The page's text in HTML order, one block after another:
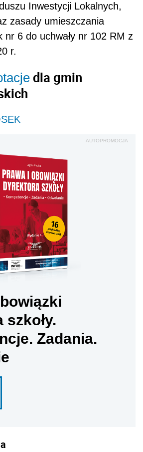
Inwestycji Lokalnych,
zasady umieszczania
nr 6 do uchwały nr 102 RM z
r.
dla gmin
AUTOPROMOCJA
Zadania.